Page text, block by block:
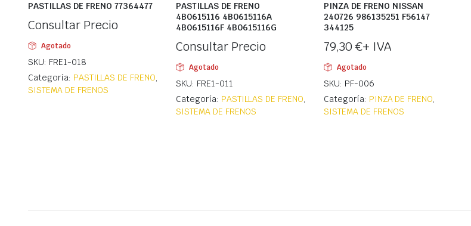
PASTILLAS DE FRENO 77364477
Consultar Precio
Agotado
SKU: FRE1-018
Categoría: PASTILLAS DE FRENO,
SISTEMA DE FRENOS
PASTILLAS DE FRENO
4B0615116 4B0615116A
4B0615116F 4B0615116G
Consultar Precio
Agotado
SKU: FRE1-011
Categoría: PASTILLAS DE FRENO,
SISTEMA DE FRENOS
PINZA DE FRENO NISSAN
240726 986135251 F56147
344125
79,30 €+ IVA
Agotado
SKU: PF-006
Categoría: PINZA DE FRENO,
SISTEMA DE FRENOS